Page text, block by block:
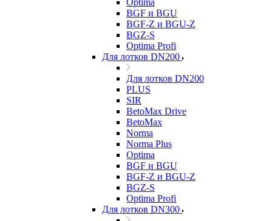
Optima
BGF и BGU
BGF-Z и BGU-Z
BGZ-S
Optima Profi
Для лотков DN200
Для лотков DN200
PLUS
SIR
BetoMax Drive
BetoMax
Norma
Norma Plus
Optima
BGF и BGU
BGF-Z и BGU-Z
BGZ-S
Optima Profi
Для лотков DN300